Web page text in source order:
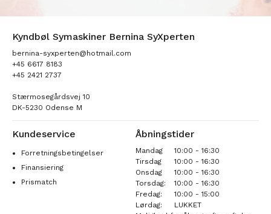
Kyndbøl Symaskiner Bernina SyXperten
bernina-syxperten@hotmail.com
+45 6617 8183
+45 2421 2737
Stærmosegårdsvej 10
DK-5230 Odense M
Kundeservice
Forretningsbetingelser
Finansiering
Prismatch
Åbningstider
Mandag
10:00 - 16:30
Tirsdag
10:00 - 16:30
Onsdag
10:00 - 16:30
Torsdag:
10:00 - 16:30
Fredag:
10:00 - 15:00
Lørdag:
LUKKET